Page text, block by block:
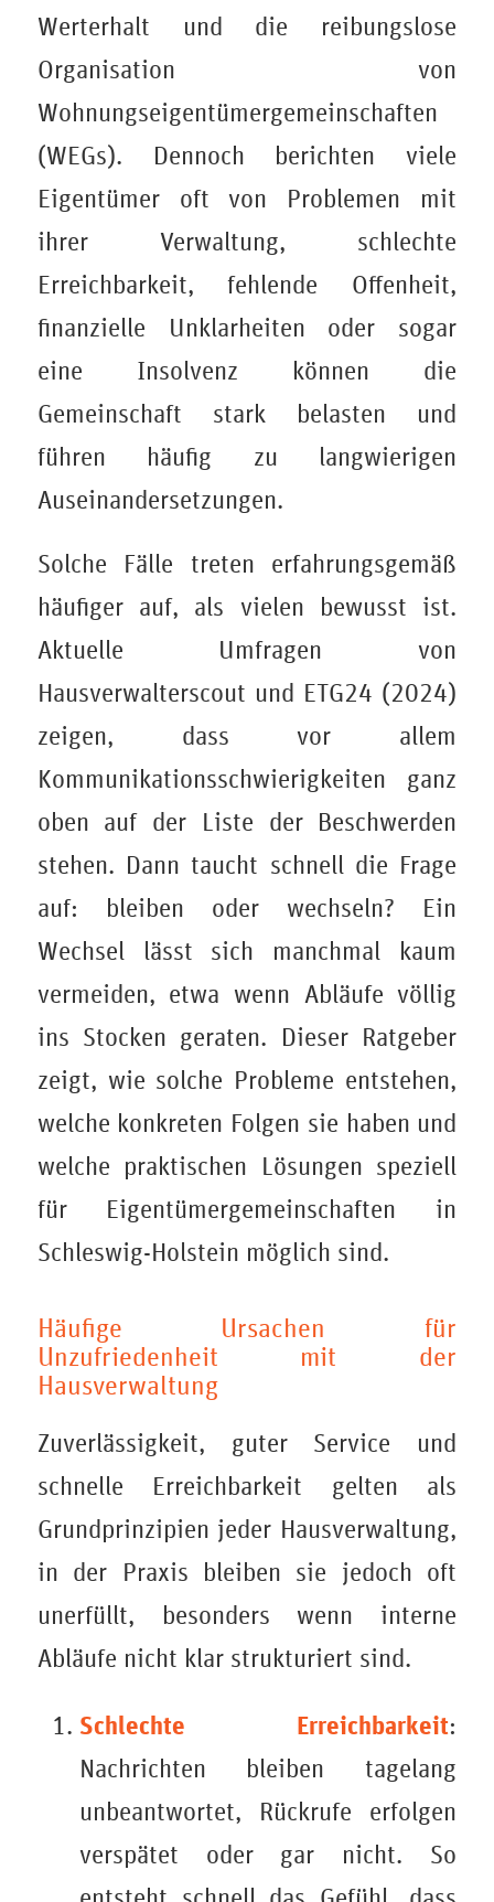
Werterhalt und die reibungslose
Organisation von
Wohnungseigentümergemeinschaften
(WEGs). Dennoch berichten viele
Eigentümer oft von Problemen mit
ihrer Verwaltung, schlechte
Erreichbarkeit, fehlende Offenheit,
finanzielle Unklarheiten oder sogar
eine Insolvenz können die
Gemeinschaft stark belasten und
führen häufig zu langwierigen
Auseinandersetzungen.
Solche Fälle treten erfahrungsgemäß
häufiger auf, als vielen bewusst ist.
Aktuelle Umfragen von
Hausverwalterscout und ETG24 (2024)
zeigen, dass vor allem
Kommunikationsschwierigkeiten ganz
oben auf der Liste der Beschwerden
stehen. Dann taucht schnell die Frage
auf: bleiben oder wechseln? Ein
Wechsel lässt sich manchmal kaum
vermeiden, etwa wenn Abläufe völlig
ins Stocken geraten. Dieser Ratgeber
zeigt, wie solche Probleme entstehen,
welche konkreten Folgen sie haben und
welche praktischen Lösungen speziell
für Eigentümergemeinschaften in
Schleswig-Holstein möglich sind.
Häufige Ursachen für
Unzufriedenheit mit der
Hausverwaltung
Zuverlässigkeit, guter Service und
schnelle Erreichbarkeit gelten als
Grundprinzipien jeder Hausverwaltung,
in der Praxis bleiben sie jedoch oft
unerfüllt, besonders wenn interne
Abläufe nicht klar strukturiert sind.
Schlechte Erreichbarkeit:
Nachrichten bleiben tagelang
unbeantwortet, Rückrufe erfolgen
verspätet oder gar nicht. So